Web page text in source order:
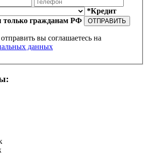
*Кредит
только гражданам РФ
ОТПРАВИТЬ
вы соглашаетесь на
данных